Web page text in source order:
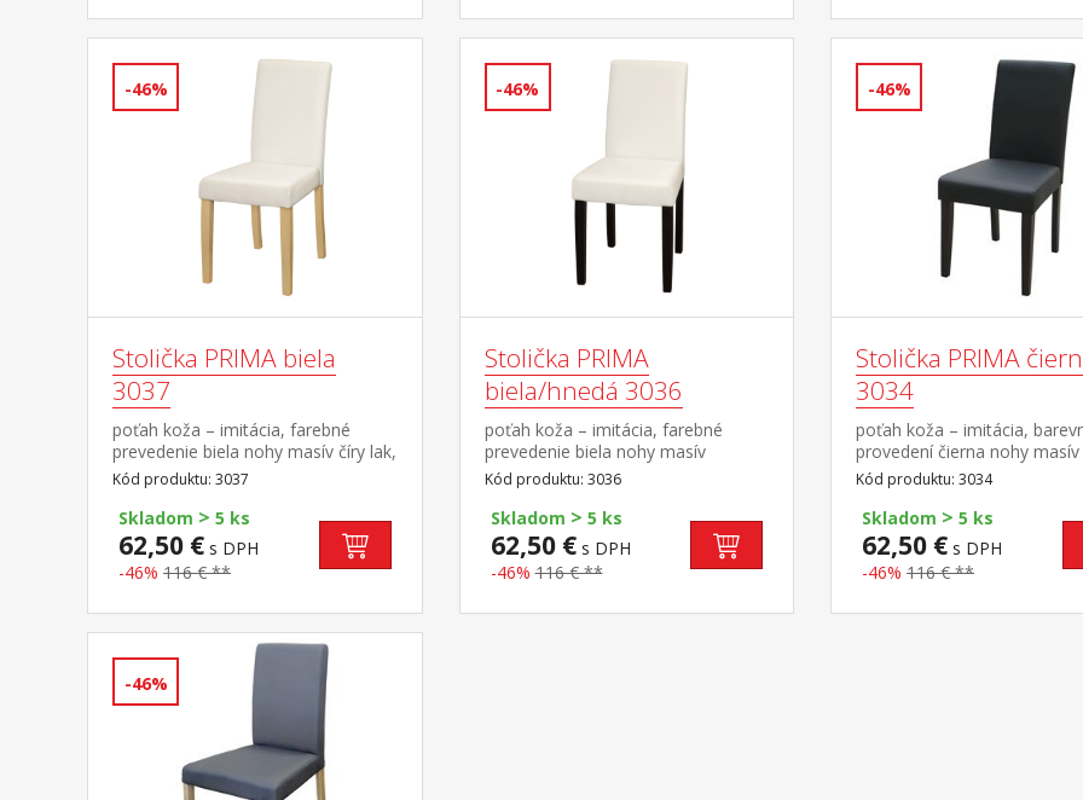
-46%
Stolička PRIMA biela
3037
poťah koža – imitácia, farebné
prevedenie biela nohy masív číry lak,
výška sedu 47 cm odporúčaná
nosnosť do 120 kg
Kód produktu: 3037
Skladom > 5 ks
62,50 € s DPH
-46% 116 € **
-46%
Stolička PRIMA
biela/hnedá 3036
poťah koža – imitácia, farebné
prevedenie biela nohy masív
lak, farebné prevedenie tmavo
hnedá výška sedu 47 cm,
odporúčaná nosnosť do 120 kg
Kód produktu: 3036
Skladom > 5 ks
62,50 €s DPH
-46% 116 € **
-46%
Stolička PRIMA
3034
poťah koža – imitácia,
provedení čierna nohy masív
farebné prevedenie tmavo
výška sedu 47 cm,
nosnosť do 120 kg
Kód produktu: 3034
Skladom > 5 ks
62,50 € s DPH
-46% 116 € **
-46%